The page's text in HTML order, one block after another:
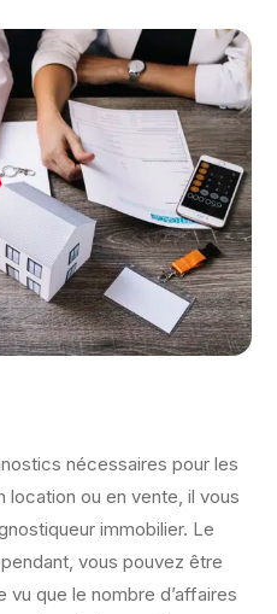
nécessaires pour les
location ou en vente, il vous
immobilier. Le
vous pouvez être
vu que le nombre d’affaires